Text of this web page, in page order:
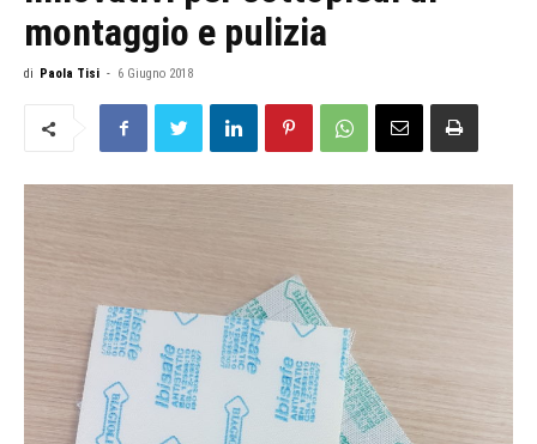
montaggio e pulizia
di Paola Tisi - 6 Giugno 2018